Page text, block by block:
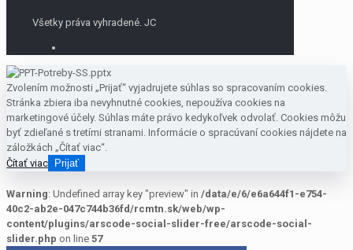
Všetky práva vyhradené. JC
Zvolením možnosti „Prijať“ vyjadrujete súhlas so spracovaním cookies.
Stránka zbiera iba nevyhnutné cookies, nepoužíva cookies na
marketingové účely. Súhlas máte právo kedykoľvek odvolať. Cookies môžu
byť zdieľané s tretími stranami. Informácie o spracúvaní cookies nájdete na
záložkách „Čítať viac“.
Čítať viac Prijať
Warning: Undefined array key "preview" in /data/e/6/e6a644f1-e754-
40c2-ab2e-047c744b36fd/rcmtn.sk/web/wp-
content/plugins/arscode-social-slider-free/arscode-social-
slider.php on line 57